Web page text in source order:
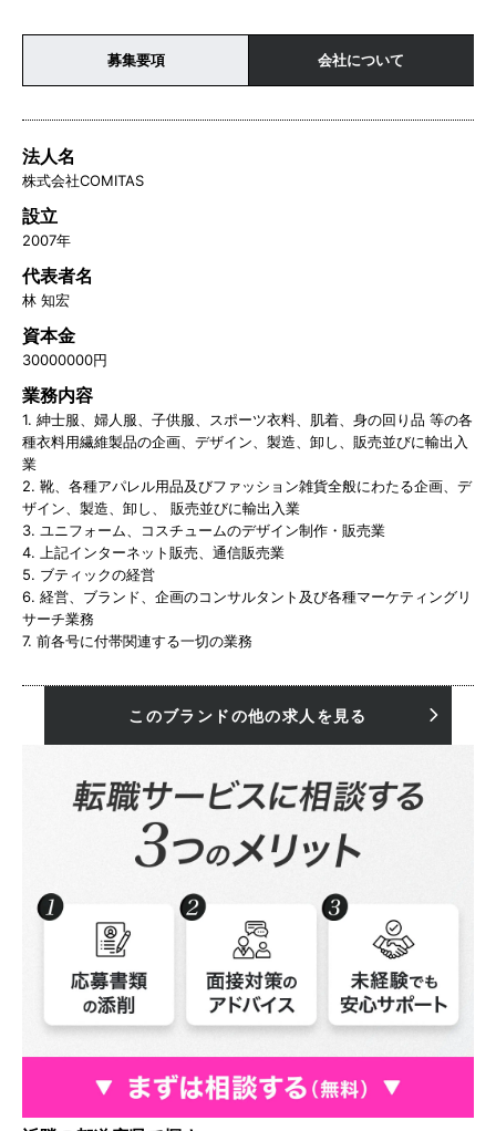
募集要項 会社について
法人名
株式会社COMITAS
設立
2007年
代表者名
林 知宏
資本金
30000000円
業務内容
1. 紳士服、婦人服、子供服、スポーツ衣料、肌着、身の回り品 等の各
種衣料用繊維製品の企画、デザイン、製造、卸し、販売並びに輸出入
業
2. 靴、各種アパレル用品及びファッション雑貨全般にわたる企画、デ
ザイン、製造、卸し、 販売並びに輸出入業
3. ユニフォーム、コスチュームのデザイン制作・販売業
4. 上記インターネット販売、通信販売業
5. ブティックの経営
6. 経営、ブランド、企画のコンサルタント及び各種マーケティングリ
サーチ業務
7. 前各号に付帯関連する一切の業務
このブランドの他の求人を見る